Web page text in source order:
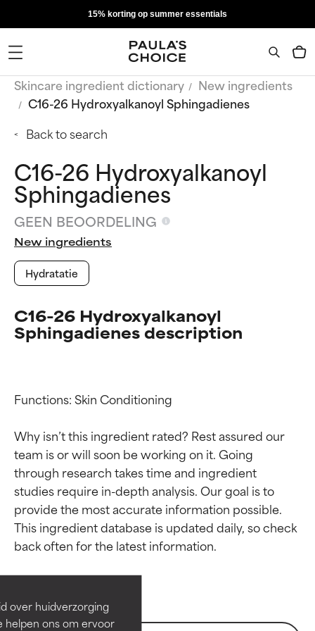
over huidverzorging
helpen ons om ervoor
15% korting op summer essentials
Skincare ingredient dictionary
New ingredients
C16-26 Hydroxyalkanoyl Sphingadienes
Back to search
C16-26 Hydroxyalkanoyl
Sphingadienes
GEEN BEOORDELING
New ingredients
Hydratatie
C16-26 Hydroxyalkanoyl
Sphingadienes description
Functions: Skin Conditioning
Why isn’t this ingredient rated? Rest assured our
team is or will soon be working on it. Going
through research takes time and ingredient
studies require in-depth analysis. Our goal is to
provide the most accurate information possible.
This ingredient database is updated daily, so check
Beoordelingen van
ingrediënten
Bewezen en ondersteund door
onafhankelijk onderzoek.
Beoordelingen van
ingrediënten
Bewezen en ondersteund door
onafhankelijk onderzoek.